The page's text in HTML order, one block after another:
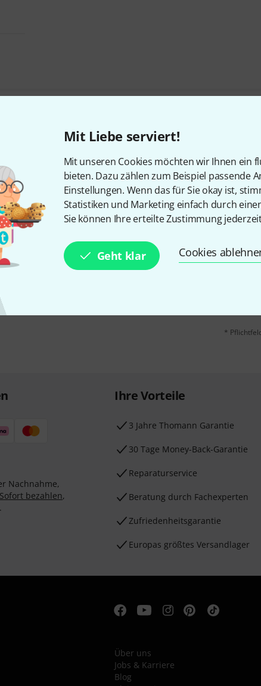
Mit Liebe serviert!
Mit unseren Cookies möchten wir Ihnen ein
bieten. Dazu zählen zum Beispiel passende
Einstellungen. Wenn das für Sie okay ist,
Statistiken und Marketing einfach durch
Sie können Ihre erteilte Zustimmung
Geht klar Cookies
Teilen Hilfe
Newsletter und gewinne mit etwas Glück
E-
Mit Klick
*
Nachnahme,
bezahlen,
Ihre Vorteile
3 Jahre Thomann Garantie
30 Tage Money-Back-Garantie
Reparaturservice
Beratung durch Fachexperten
Zufriedenheitsgarantie
Europas größtes Versandlager
Über uns
Jobs & Karriere
Blog